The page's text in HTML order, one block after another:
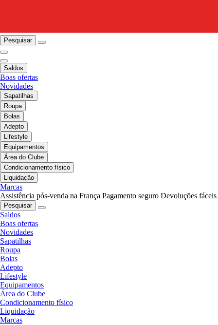
Pesquisar
Saldos
Boas ofertas
Novidades
Sapatilhas
Roupa
Bolas
Adepto
Lifestyle
Equipamentos
Área do Clube
Condicionamento físico
Liquidação
Marcas
Assistência pós-venda na França Pagamento seguro Devoluções fáceis
Pesquisar
Saldos
Boas ofertas
Novidades
Sapatilhas
Roupa
Bolas
Adepto
Lifestyle
Equipamentos
Área do Clube
Condicionamento físico
Liquidação
Marcas